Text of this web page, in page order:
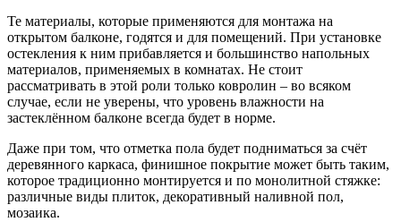
Те материалы, которые применяются для монтажа на
открытом балконе, годятся и для помещений. При установке
остекления к ним прибавляется и большинство напольных
материалов, применяемых в комнатах. Не стоит
рассматривать в этой роли только ковролин – во всяком
случае, если не уверены, что уровень влажности на
застеклённом балконе всегда будет в норме.
Даже при том, что отметка пола будет подниматься за счёт
деревянного каркаса, финишное покрытие может быть таким,
которое традиционно монтируется и по монолитной стяжке:
различные виды плиток, декоративный наливной пол,
мозаика.